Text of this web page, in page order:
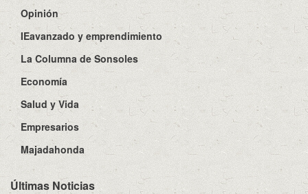
Opinión
IEavanzado y emprendimiento
La Columna de Sonsoles
Economía
Salud y Vida
Empresarios
Majadahonda
Últimas Noticias